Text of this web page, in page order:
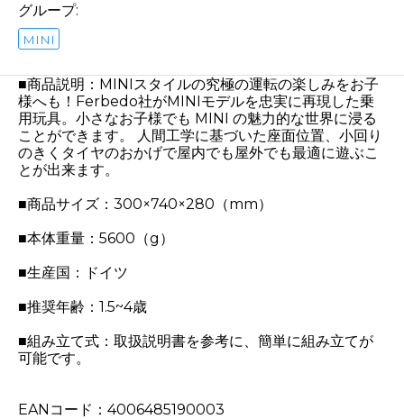
グループ:
MINI
■商品説明：MINIスタイルの究極の運転の楽しみをお子
様へも！Ferbedo社がMINIモデルを忠実に再現した乗
用玩具。小さなお子様でも MINI の魅力的な世界に浸る
ことができます。 人間工学に基づいた座面位置、小回り
のきくタイヤのおかげで屋内でも屋外でも最適に遊ぶこ
とが出来ます。
■商品サイズ：300×740×280（mm）
■本体重量：5600（g）
■生産国：ドイツ
■推奨年齢：1.5~4歳
■組み立て式：取扱説明書を参考に、簡単に組み立てが
可能です。
EANコード：4006485190003